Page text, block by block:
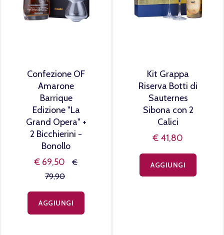
Confezione OF
Amarone
Barrique
Edizione "La
Grand Opera" +
2 Bicchierini -
Bonollo
€ 69,50
€
79,90
AGGIUNGI
Kit Grappa
Riserva Botti di
Sauternes
Sibona con 2
Calici
€ 41,80
AGGIUNGI